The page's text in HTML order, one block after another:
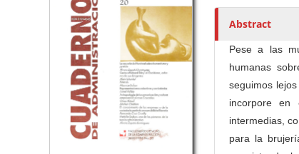
h
r
Abstract
Pese a las
humanas
seguimos
incorpore en
intermedias,
para la